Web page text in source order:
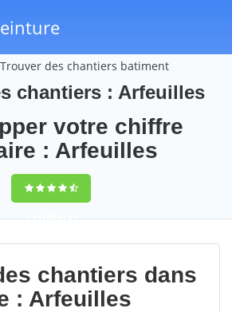
Trouver des chantiers batiment
chantiers : Arfeuilles
votre chiffre
: Arfeuilles
9,5(100%)61
votes
chantiers dans
: Arfeuilles